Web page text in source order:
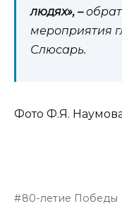
людях», –
мероприятия
Слюсарь.
Фото Ф.Я.
80-летие Победы